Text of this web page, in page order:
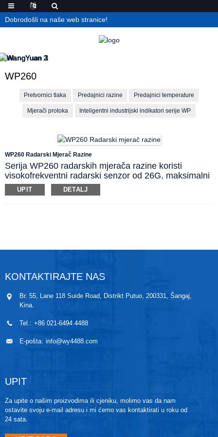
Dobrodošli na naše web stranice!
WP260
Pretvornici tlaka Predajnici razine Predajnici temperature
Mjerači protoka Inteligentni industrijski indikatori serije WP
WP260 Radarski Mjerač Razine
Serija WP260 radarskih mjerača razine koristi
visokofrekventni radarski senzor od 26G, maksimalni
raspon mjerenja može doseći do 60 metara. Antena
je optimizirana za prijem i obradu mikrovalova, a novi
UPIT DETALJ
KONTAKTIRAJTE NAS
Br. 55, Lane 118 Suide Road, Distrikt Putuo, 200331, Šangaj,
Kina.
Tel.: +86 021-6494 4488
E-pošta: info@wy4488.com
UPIT
Za upite o našim proizvodima ili cjeniku, molimo vas da nam
ostavite svoju e-mail adresu i mi ćemo vas kontaktirati u roku od
24 sata.